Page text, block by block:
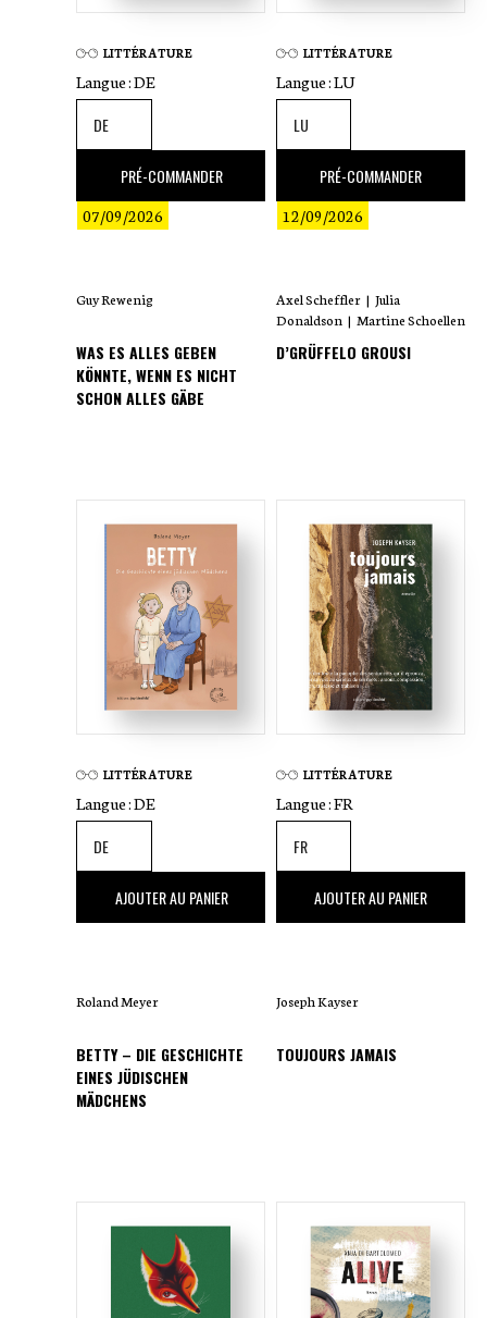
LITTÉRATURE
Langue :DE
,00 €PRÉ-COMMANDER
07/09/2026
Guy Rewenig
WAS ES ALLES GEBEN
KÖNNTE, WENN ES NICHT
SCHON ALLES GÄBE
LITTÉRATURE
Langue :LU
,00 €PRÉ-COMMANDER
12/09/2026
Axel Scheffler | Julia
Donaldson | Martine Schoellen
D’GRÜFFELO GROUSI
LITTÉRATURE
Langue :DE
,00 €AJOUTER AU PANIER
Roland Meyer
BETTY – DIE GESCHICHTE
EINES JÜDISCHEN
MÄDCHENS
LITTÉRATURE
Langue :FR
,00 €
AJOUTER AU PANIER
Joseph Kayser
TOUJOURS JAMAIS